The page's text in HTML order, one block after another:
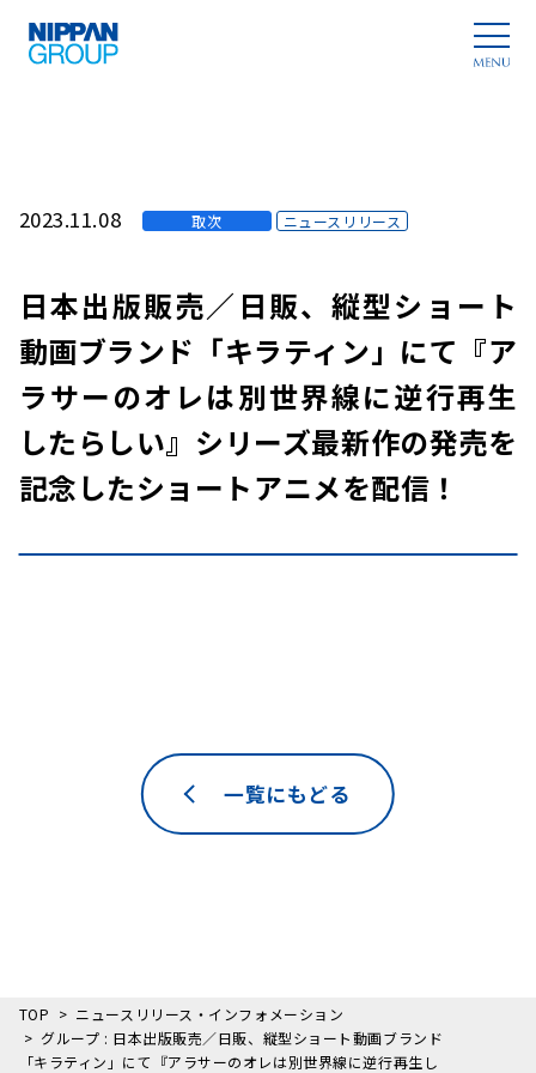
2023.11.08 取次 ニュースリリース
日本出版販売／日販、縦型ショート
動画ブランド「キラティン」にて『ア
ラサーのオレは別世界線に逆行再生
したらしい』シリーズ最新作の発売を
記念したショートアニメを配信！
一覧にもどる
TOP
ニュースリリース・インフォメーション
グループ : 日本出版販売／日販、縦型ショート動画ブランド
「キラティン」にて『アラサーのオレは別世界線に逆行再生し